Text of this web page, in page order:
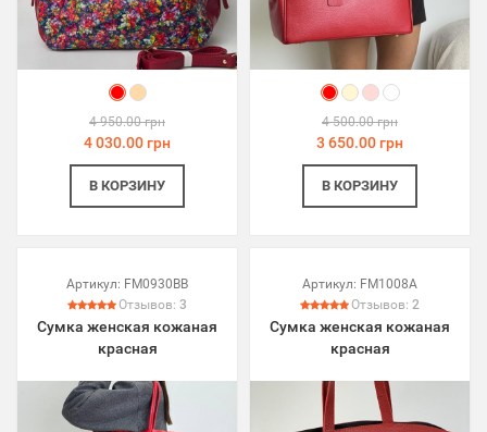
4 950.00 грн
4 030.00 грн
В КОРЗИНУ
4 500.00 грн
3 650.00 грн
В КОРЗИНУ
Артикул: FM0930BB
Отзывов: 3
Сумка женская кожаная
красная
Артикул: FM1008A
Отзывов: 2
Сумка женская кожаная
красная